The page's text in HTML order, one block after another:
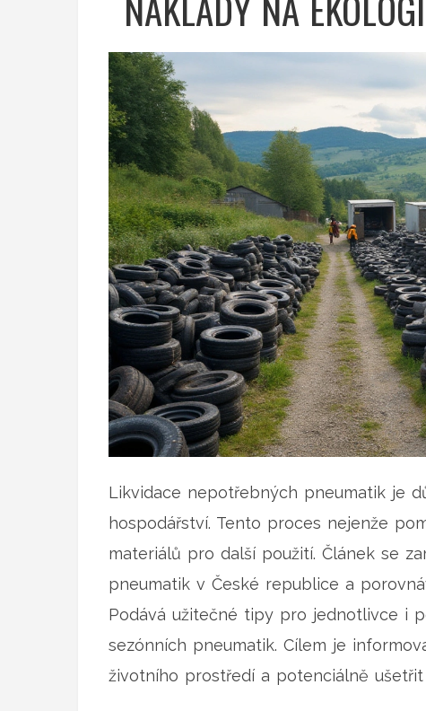
Likvidace nepotřebných pneumatik je
hospodářství. Tento proces nejenže
materiálů pro další použití. Článek se
pneumatik v České republice a
Podává užitečné tipy pro jednotlivce i
sezónních pneumatik. Cílem je
životního prostředí a potenciálně ušetřit